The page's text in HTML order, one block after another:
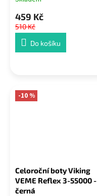
459 Kč
510 Kč
Do košíku
-10 %
Celoroční boty Viking
VEME Reflex 3-55000 -
černá